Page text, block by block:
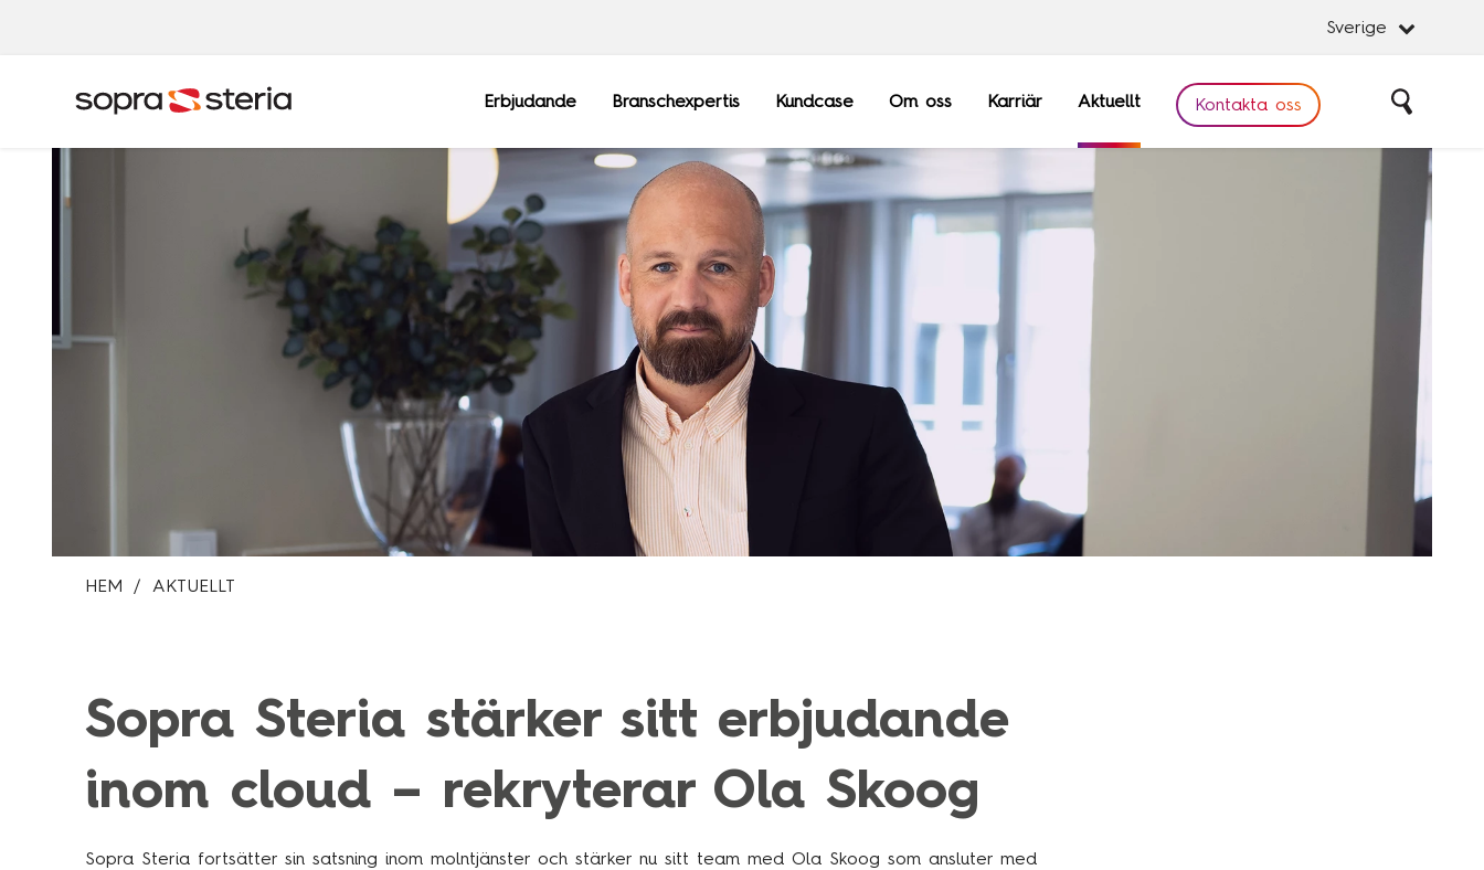
Sverige
Erbjudande Branschexpertis Kundcase Om oss Karriär Aktuellt Kontakta oss
Stäng
Danmark
Frankrike
Indien
Italien
Luxemburg
Polen
Schweiz
Spanien
Storbritannien
Österrike
Sopra Steria Global
Sopra Banking Software
Sopra HR Software
Stäng
HEM AKTUELLT
Sopra Steria stärker sitt erbjudande
inom cloud – rekryterar Ola Skoog
Sopra Steria fortsätter sin satsning inom molntjänster och stärker nu sitt team med Ola Skoog som ansluter med